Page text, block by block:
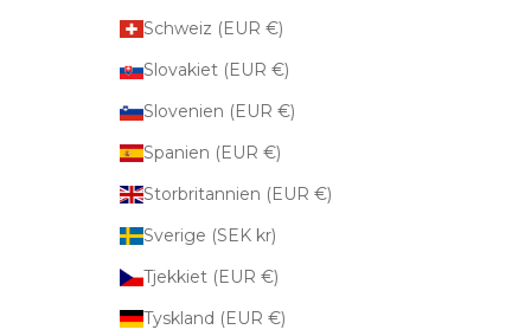
Schweiz (EUR €)
Slovakiet (EUR €)
Slovenien (EUR €)
Spanien (EUR €)
Storbritannien (EUR €)
Sverige (SEK kr)
Tjekkiet (EUR €)
Tyskland (EUR €)